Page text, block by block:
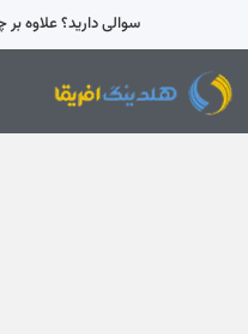
سوالی دارید؟ علاوه بر چت